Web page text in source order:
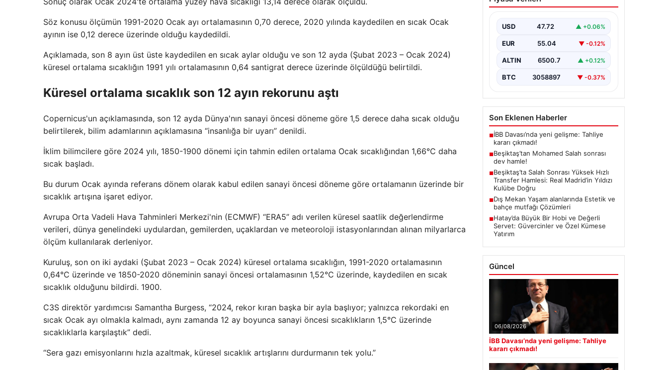
Söz konusu ölçümün 1991-2020 Ocak ayı ortalamasının 0,70 derece, 2020 yılında kaydedilen en sıcak Ocak
ayının ise 0,12 derece üzerinde olduğu kaydedildi.
Açıklamada, son 8 ayın üst üste kaydedilen en sıcak aylar olduğu ve son 12 ayda (Şubat 2023 – Ocak 2024)
küresel ortalama sıcaklığın 1991 yılı ortalamasının 0,64 santigrat derece üzerinde ölçüldüğü belirtildi.
Küresel ortalama sıcaklık son 12 ayın rekorunu aştı
Copernicus'un açıklamasında, son 12 ayda Dünya'nın sanayi öncesi döneme göre 1,5 derece daha sıcak olduğu
belirtilerek, bilim adamlarının açıklamasına “insanlığa bir uyarı” denildi.
İklim bilimcilere göre 2024 yılı, 1850-1900 dönemi için tahmin edilen ortalama Ocak sıcaklığından 1,66°C daha
sıcak başladı.
Bu durum Ocak ayında referans dönem olarak kabul edilen sanayi öncesi döneme göre ortalamanın üzerinde bir
sıcaklık artışına işaret ediyor.
Avrupa Orta Vadeli Hava Tahminleri Merkezi'nin (ECMWF) “ERA5” adı verilen küresel saatlik değerlendirme
verileri, dünya genelindeki uydulardan, gemilerden, uçaklardan ve meteoroloji istasyonlarından alınan milyarlarca
ölçüm kullanılarak derleniyor.
Kuruluş, son on iki aydaki (Şubat 2023 – Ocak 2024) küresel ortalama sıcaklığın, 1991-2020 ortalamasının
0,64°C üzerinde ve 1850-2020 döneminin sanayi öncesi ortalamasının 1,52°C üzerinde, kaydedilen en sıcak
sıcaklık olduğunu bildirdi. 1900.
C3S direktör yardımcısı Samantha Burgess, “2024, rekor kıran başka bir ayla başlıyor; yalnızca rekordaki en
sıcak Ocak ayı olmakla kalmadı, aynı zamanda 12 ay boyunca sanayi öncesi sıcaklıkların 1,5°C üzerinde
sıcaklıklarla karşılaştık” dedi.
“Sera gazı emisyonlarını hızla azaltmak, küresel sıcaklık artışlarını durdurmanın tek yolu.”
Salah sonrası dev
USD 47.72 ▲ +0.06%
EUR 55.04 ▼ -0.12%
ALTIN 6500.7 ▲ +0.12%
BTC 3058897 ▼ -0.37%
Son Eklenen Haberler
■İBB Davası’nda yeni gelişme: Tahliye
kararı çıkmadı!
■Beşiktaş’tan Mohamed Salah sonrası
dev hamle!
■Beşiktaş’ta Salah Sonrası Yüksek Hızlı
Transfer Hamlesi: Real Madrid’in Yıldızı
Kulübe Doğru
■Dış Mekan Yaşam alanlarında Estetik ve
bahçe mutfağı Çözümleri
■Hatay’da Büyük Bir Hobi ve Değerli
Servet: Güvercinler ve Özel Kümese
Yatırım
Güncel
06/08/2026
İBB Davası’nda yeni gelişme: Tahliye
kararı çıkmadı!